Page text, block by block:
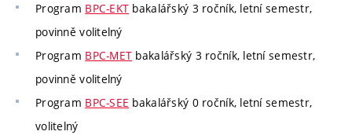
Program BPC-EKT bakalářský 3 ročník, letní semestr,
povinně volitelný
Program BPC-MET bakalářský 3 ročník, letní semestr,
povinně volitelný
Program BPC-SEE bakalářský 0 ročník, letní semestr,
volitelný